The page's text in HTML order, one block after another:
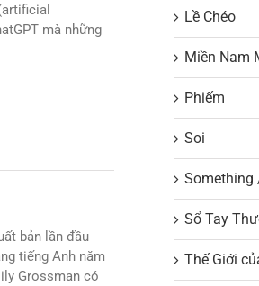
mà những
bản lần đầu
tiếng Anh năm
Grossman có
Lề Chéo
Miền Nam
Phiếm
Soi
Something
Sổ Tay
Thế Giới